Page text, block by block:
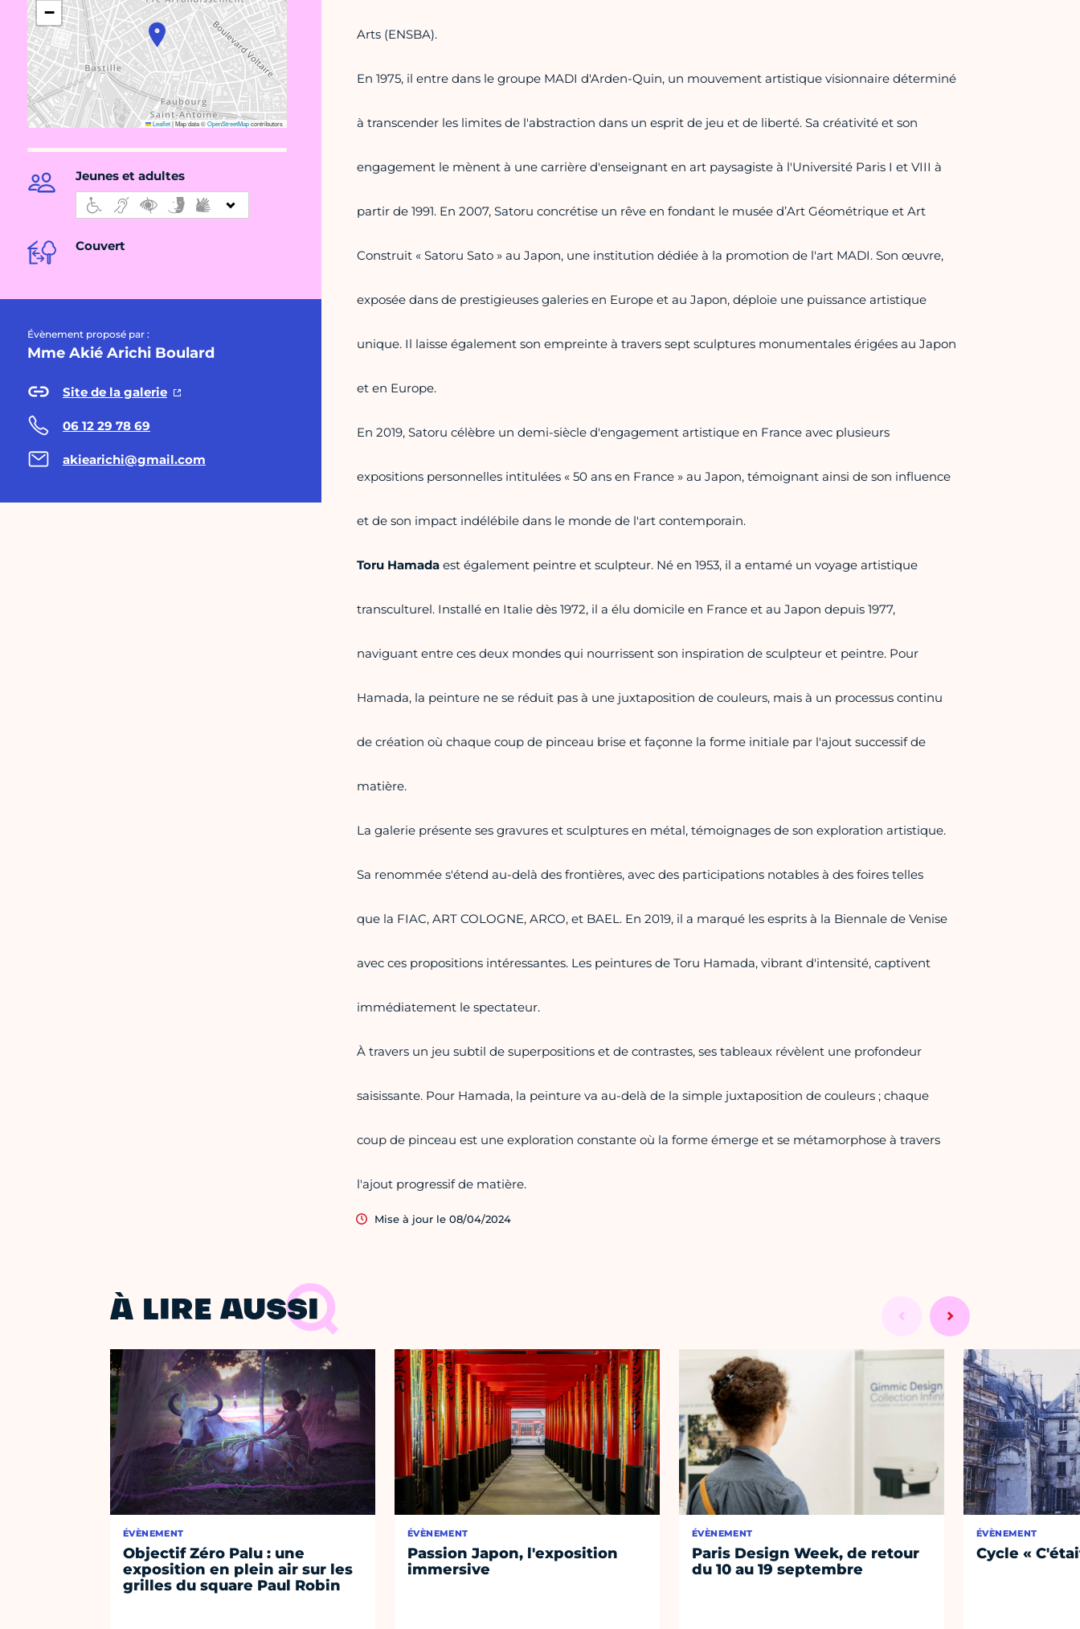
−
Leaflet|Map data ©OpenStreetMapcontributors
Jeunes et adultes
Couvert
Évènement proposé par :
Mme Akié Arichi Boulard
Site de la galerie
06 12 29 78 69
akiearichi@gmail.com
Arts (ENSBA).
En 1975, il entre dans le groupe MADI d'Arden-Quin, un mouvement artistique visionnaire déterminé
à transcender les limites de l'abstraction dans un esprit de jeu et de liberté. Sa créativité et son
engagement le mènent à une carrière d'enseignant en art paysagiste à l'Université Paris I et VIII à
partir de 1991. En 2007, Satoru concrétise un rêve en fondant le musée d’Art Géométrique et Art
Construit « Satoru Sato » au Japon, une institution dédiée à la promotion de l'art MADI. Son œuvre,
exposée dans de prestigieuses galeries en Europe et au Japon, déploie une puissance artistique
unique. Il laisse également son empreinte à travers sept sculptures monumentales érigées au Japon
et en Europe.
En 2019, Satoru célèbre un demi-siècle d'engagement artistique en France avec plusieurs
expositions personnelles intitulées « 50 ans en France » au Japon, témoignant ainsi de son influence
et de son impact indélébile dans le monde de l'art contemporain.
Toru Hamadaest également peintre et sculpteur. Né en 1953, il a entamé un voyage artistique
transculturel. Installé en Italie dès 1972, il a élu domicile en France et au Japon depuis 1977,
naviguant entre ces deux mondes qui nourrissent son inspiration de sculpteur et peintre. Pour
Hamada, la peinture ne se réduit pas à une juxtaposition de couleurs, mais à un processus continu
de création où chaque coup de pinceau brise et façonne la forme initiale par l'ajout successif de
matière.
La galerie présente ses gravures et sculptures en métal, témoignages de son exploration artistique.
Sa renommée s'étend au-delà des frontières, avec des participations notables à des foires telles
que la FIAC, ART COLOGNE, ARCO, et BAEL. En 2019, il a marqué les esprits à la Biennale de Venise
avec ces propositions intéressantes. Les peintures de Toru Hamada, vibrant d'intensité, captivent
immédiatement le spectateur.
À travers un jeu subtil de superpositions et de contrastes, ses tableaux révèlent une profondeur
saisissante. Pour Hamada, la peinture va au-delà de la simple juxtaposition de couleurs ; chaque
coup de pinceau est une exploration constante où la forme émerge et se métamorphose à travers
l'ajout progressif de matière.
Mise à jour le 08/04/2024
À LIRE AUSSI
ÉVÈNEMENT
Objectif Zéro Palu : une
exposition en plein air sur les
grilles du square Paul Robin
ÉVÈNEMENT
Passion Japon, l'exposition
immersive
ÉVÈNEMENT
Paris Design Week, de retour
du 10 au 19 septembre
ÉVÈNEMENT
Cycle «